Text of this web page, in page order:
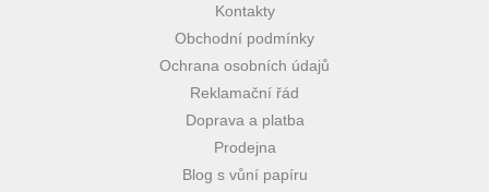
Kontakty
Obchodní podmínky
Ochrana osobních údajů
Reklamační řád
Doprava a platba
Prodejna
Blog s vůní papíru